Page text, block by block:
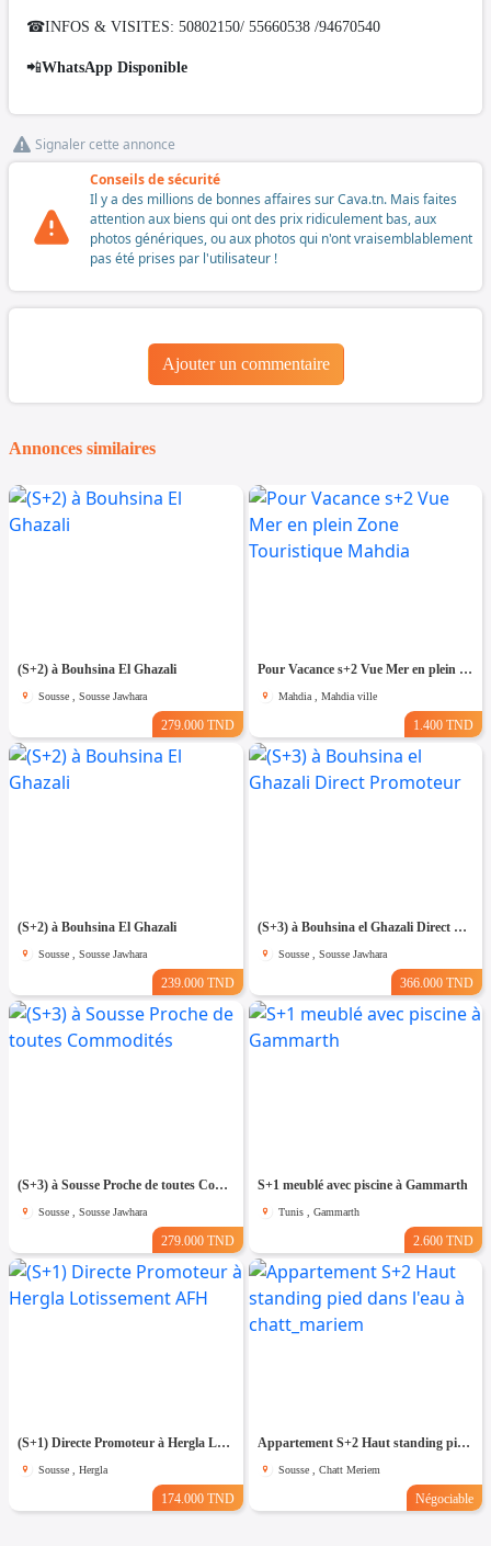
☎INFOS & VISITES: 50802150/ 55660538 /94670540
📲WhatsApp Disponible
Signaler cette annonce
Conseils de sécurité
Il y a des millions de bonnes affaires sur Cava.tn. Mais faites
attention aux biens qui ont des prix ridiculement bas, aux
photos génériques, ou aux photos qui n'ont vraisemblablement
pas été prises par l'utilisateur !
Ajouter un commentaire
Annonces similaires
(S+2) à Bouhsina El Ghazali
Sousse , Sousse Jawhara
279.000 TND
Pour Vacance s+2 Vue Mer en plein Zone Touristique Mahdia
Mahdia , Mahdia ville
1.400 TND
(S+2) à Bouhsina El Ghazali
Sousse , Sousse Jawhara
239.000 TND
(S+3) à Bouhsina el Ghazali Direct Promoteur
Sousse , Sousse Jawhara
366.000 TND
(S+3) à Sousse Proche de toutes Commodités
Sousse , Sousse Jawhara
279.000 TND
S+1 meublé avec piscine à Gammarth
Tunis , Gammarth
2.600 TND
(S+1) Directe Promoteur à Hergla Lotissement AFH
Sousse , Hergla
174.000 TND
Appartement S+2 Haut standing pied dans l'eau à chatt_mariem
Sousse , Chatt Meriem
Négociable